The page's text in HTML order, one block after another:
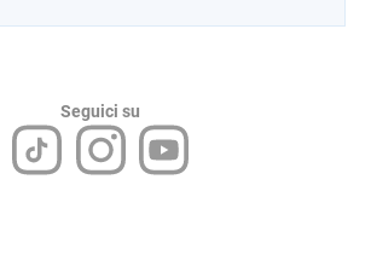
Seguici su